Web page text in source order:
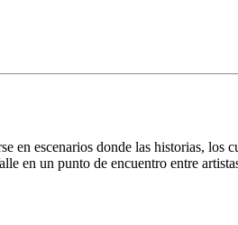
en escenarios donde las historias, los
en un punto de encuentro entre